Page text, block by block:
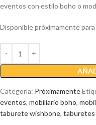
eventos con estilo boho o
Disponible próximamente
Categoría: Próximamente
eventos, mobiliario boho,
taburete wishbone, taburetes